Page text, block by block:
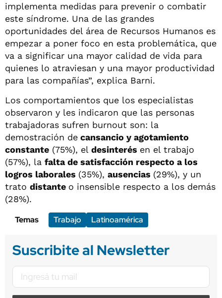
implementa medidas para prevenir o combatir
este síndrome. Una de las grandes
oportunidades del área de Recursos Humanos es
empezar a poner foco en esta problemática, que
va a significar una mayor calidad de vida para
quienes lo atraviesan y una mayor productividad
para las compañías”, explica Barni.
Los comportamientos que los especialistas
observaron y les indicaron que las personas
trabajadoras sufren burnout son: la
demostración de cansancio y agotamiento
constante (75%), el desinterés en el trabajo
(57%), la falta de satisfacción respecto a los
logros laborales (35%), ausencias (29%), y un
trato distante o insensible respecto a los demás
(28%).
Temas
Trabajo Latinoamérica
Suscribite al Newsletter